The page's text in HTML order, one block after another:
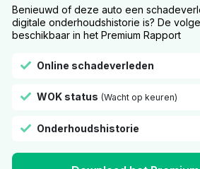
Benieuwd of deze auto een
digitale onderhoudshistorie is? De
beschikbaar in het Premium Rapport
Online schadeverleden
WOK status (Wacht op keuren)
Onderhoudshistorie